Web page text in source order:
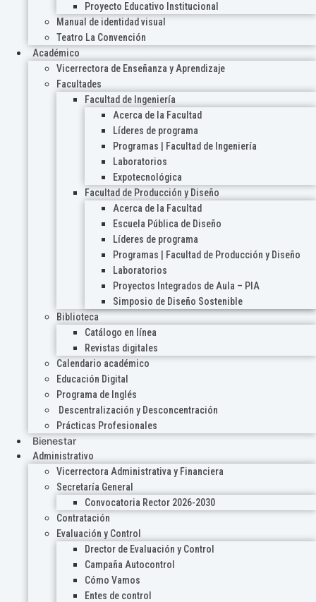
Proyecto Educativo Institucional
Manual de identidad visual
Teatro La Convención
Académico
Vicerrectora de Enseñanza y Aprendizaje
Facultades
Facultad de Ingeniería
Acerca de la Facultad
Líderes de programa
Programas | Facultad de Ingeniería
Laboratorios
Expotecnológica
Facultad de Producción y Diseño
Acerca de la Facultad
Escuela Pública de Diseño
Líderes de programa
Programas | Facultad de Producción y Diseño
Laboratorios
Proyectos Integrados de Aula – PIA
Simposio de Diseño Sostenible
Biblioteca
Catálogo en línea
Revistas digitales
Calendario académico
Educación Digital
Programa de Inglés
Descentralización y Desconcentración
Prácticas Profesionales
Bienestar
Administrativo
Vicerrectora Administrativa y Financiera
Secretaría General
Convocatoria Rector 2026-2030
Contratación
Evaluación y Control
Drector de Evaluación y Control
Campaña Autocontrol
Cómo Vamos
Entes de control